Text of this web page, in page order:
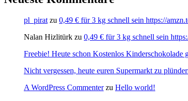
pl_pirat zu 0,49 € für 3 kg schnell sein https://
Nalan Hizlitürk zu 0,49 € für 3 kg schnell sein
Freebie! Heute schon Kostenlos Kinderschokolade
Nicht vergessen, heute euren Supermarkt zu
A WordPress Commenterzu Hello world!